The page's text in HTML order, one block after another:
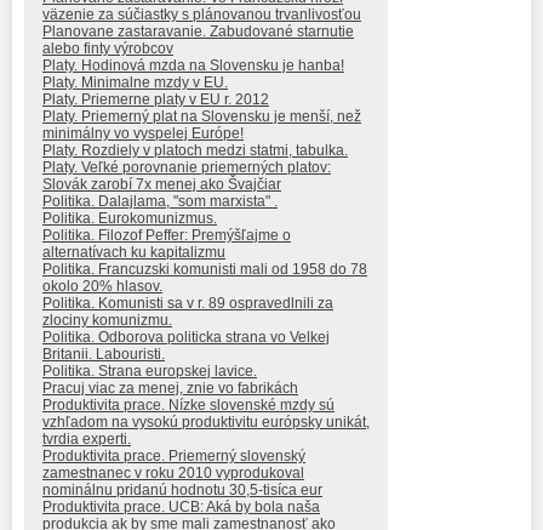
väzenie za súčiastky s plánovanou trvanlivosťou
Planovane zastaravanie. Zabudované starnutie
alebo finty výrobcov
Platy. Hodinová mzda na Slovensku je hanba!
Platy. Minimalne mzdy v EU.
Platy. Priemerne platy v EU r. 2012
Platy. Priemerný plat na Slovensku je menší, než
minimálny vo vyspelej Európe!
Platy. Rozdiely v platoch medzi statmi, tabulka.
Platy. Veľké porovnanie priemerných platov:
Slovák zarobí 7x menej ako Švajčiar
Politika. Dalajlama, "som marxista" .
Politika. Eurokomunizmus.
Politika. Filozof Peffer: Premýšľajme o
alternatívach ku kapitalizmu
Politika. Francuzski komunisti mali od 1958 do 78
okolo 20% hlasov.
Politika. Komunisti sa v r. 89 ospravedlnili za
zlociny komunizmu.
Politika. Odborova politicka strana vo Velkej
Britanii. Labouristi.
Politika. Strana europskej lavice.
Pracuj viac za menej, znie vo fabrikách
Produktivita prace. Nízke slovenské mzdy sú
vzhľadom na vysokú produktivitu európsky unikát,
tvrdia experti.
Produktivita prace. Priemerný slovenský
zamestnanec v roku 2010 vyprodukoval
nominálnu pridanú hodnotu 30,5-tisíca eur
Produktivita prace. UCB: Aká by bola naša
produkcia ak by sme mali zamestnanosť ako